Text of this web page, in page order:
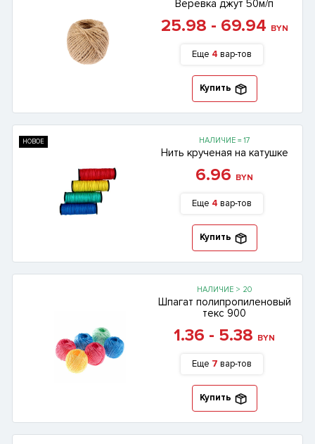
Веревка джут 50м/п
25.98 - 69.94 BYN
Еще 4 вар-тов
Купить
НОВОЕ НАЛИЧИЕ = 17
Нить крученая на катушке
6.96 BYN
Еще 4 вар-тов
Купить
НАЛИЧИЕ > 20
Шпагат полипропиленовый
текс 900
1.36 - 5.38 BYN
Еще 7 вар-тов
Купить